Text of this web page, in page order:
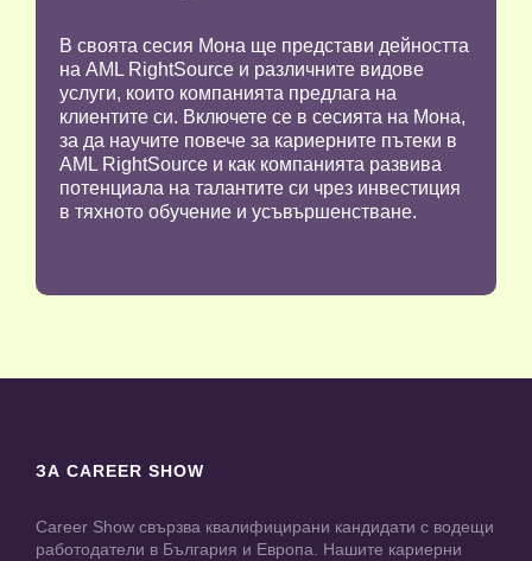
В своята сесия Мона ще представи дейността
на AML RightSource и различните видове
услуги, които компанията предлага на
клиентите си. Включете се в сесията на Мона,
за да научите повече за кариерните пътеки в
AML RightSourcе и как компанията развива
потенциала на талантите си чрез инвестиция
в тяхното обучение и усъвършенстване.
ЗА CAREER SHOW
Career Show свързва квалифицирани кандидати с водещи
работодатели в България и Европа. Нашите кариерни